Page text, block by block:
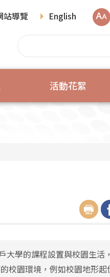
站導覽 English
活動花絮
大學的課程設置與校園生活
校園環境，例如校園地形起